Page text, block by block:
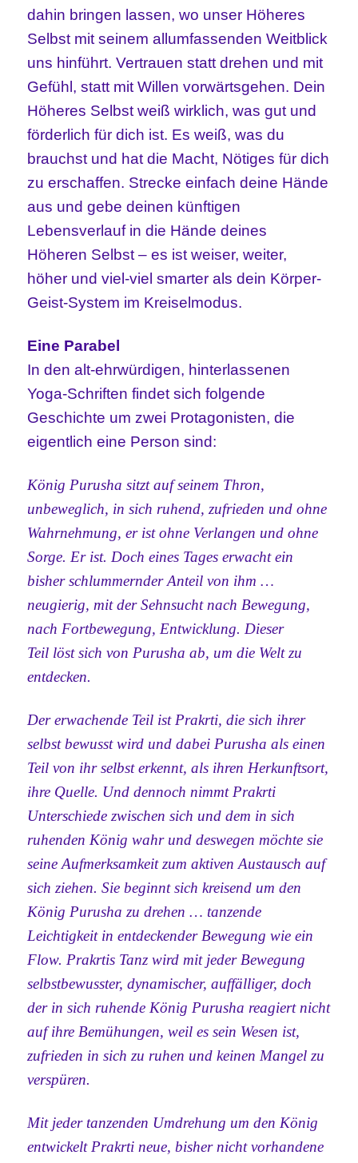
dahin bringen lassen, wo unser Höheres
Selbst mit seinem allumfassenden Weitblick
uns hinführt. Vertrauen statt drehen und mit
Gefühl, statt mit Willen vorwärtsgehen. Dein
Höheres Selbst weiß wirklich, was gut und
förderlich für dich ist. Es weiß, was du
brauchst und hat die Macht, Nötiges für dich
zu erschaffen. Strecke einfach deine Hände
aus und gebe deinen künftigen
Lebensverlauf in die Hände deines
Höheren Selbst – es ist weiser, weiter,
höher und viel-viel smarter als dein Körper-
Geist-System im Kreiselmodus.
Eine Parabel
In den alt-ehrwürdigen, hinterlassenen
Yoga-Schriften findet sich folgende
Geschichte um zwei Protagonisten, die
eigentlich eine Person sind:
König Purusha sitzt auf seinem Thron,
unbeweglich, in sich ruhend, zufrieden und ohne
Wahrnehmung, er ist ohne Verlangen und ohne
Sorge. Er ist. Doch eines Tages erwacht ein
bisher schlummernder Anteil von ihm …
neugierig, mit der Sehnsucht nach Bewegung,
nach Fortbewegung, Entwicklung. Dieser
Teil löst sich von Purusha ab, um die Welt zu
entdecken.
Der erwachende Teil ist Prakrti, die sich ihrer
selbst bewusst wird und dabei Purusha als einen
Teil von ihr selbst erkennt, als ihren Herkunftsort,
ihre Quelle. Und dennoch nimmt Prakrti
Unterschiede zwischen sich und dem in sich
ruhenden König wahr und deswegen möchte sie
seine Aufmerksamkeit zum aktiven Austausch auf
sich ziehen. Sie beginnt sich kreisend um den
König Purusha zu drehen … tanzende
Leichtigkeit in entdeckender Bewegung wie ein
Flow. Prakrtis Tanz wird mit jeder Bewegung
selbstbewusster, dynamischer, auffälliger, doch
der in sich ruhende König Purusha reagiert nicht
auf ihre Bemühungen, weil es sein Wesen ist,
zufrieden in sich zu ruhen und keinen Mangel zu
verspüren.
Mit jeder tanzenden Umdrehung um den König
entwickelt Prakrti neue, bisher nicht vorhandene